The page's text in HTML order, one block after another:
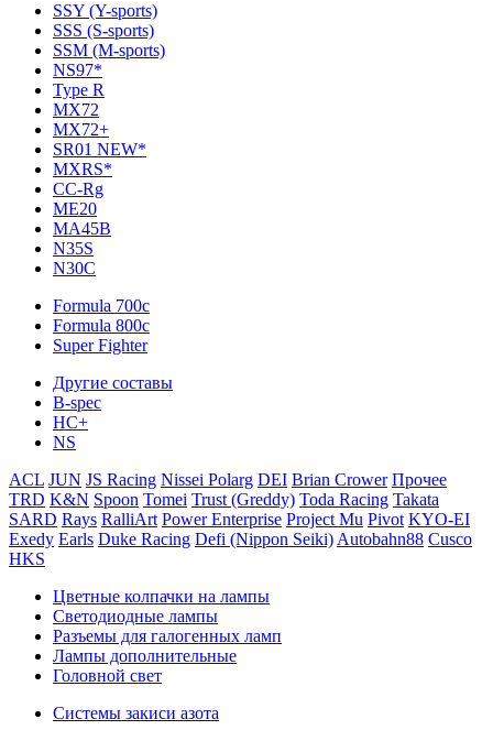
SSY (Y-sports)
SSS (S-sports)
SSM (M-sports)
NS97*
Type R
MX72
MX72+
SR01 NEW*
MXRS*
CC-Rg
ME20
MA45B
N35S
N30C
Formula 700c
Formula 800c
Super Fighter
Другие составы
B-spec
HC+
NS
ACL JUN JS Racing Nissei Polarg DEI Brian Crower Прочее
TRD K&N Spoon Tomei Trust (Greddy) Toda Racing Takata
SARD Rays RalliArt Power Enterprise Project Mu Pivot KYO-EI
Exedy Earls Duke Racing Defi (Nippon Seiki) Autobahn88 Cusco
HKS
Цветные колпачки на лампы
Светодиодные лампы
Разъемы для галогенных ламп
Лампы дополнительные
Головной свет
Системы закиси азота